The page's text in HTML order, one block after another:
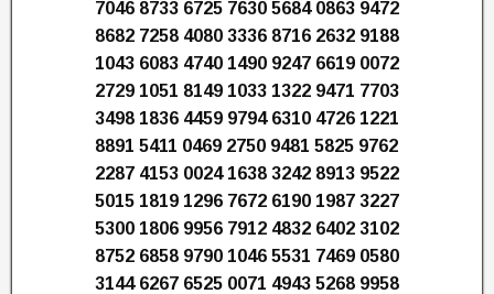
7046 8733 6725 7630 5684 0863 9472
8682 7258 4080 3336 8716 2632 9188
1043 6083 4740 1490 9247 6619 0072
2729 1051 8149 1033 1322 9471 7703
3498 1836 4459 9794 6310 4726 1221
8891 5411 0469 2750 9481 5825 9762
2287 4153 0024 1638 3242 8913 9522
5015 1819 1296 7672 6190 1987 3227
5300 1806 9956 7912 4832 6402 3102
8752 6858 9790 1046 5531 7469 0580
3144 6267 6525 0071 4943 5268 9958